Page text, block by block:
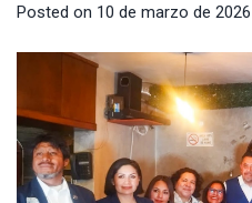
Posted on 10 de marzo de 2026